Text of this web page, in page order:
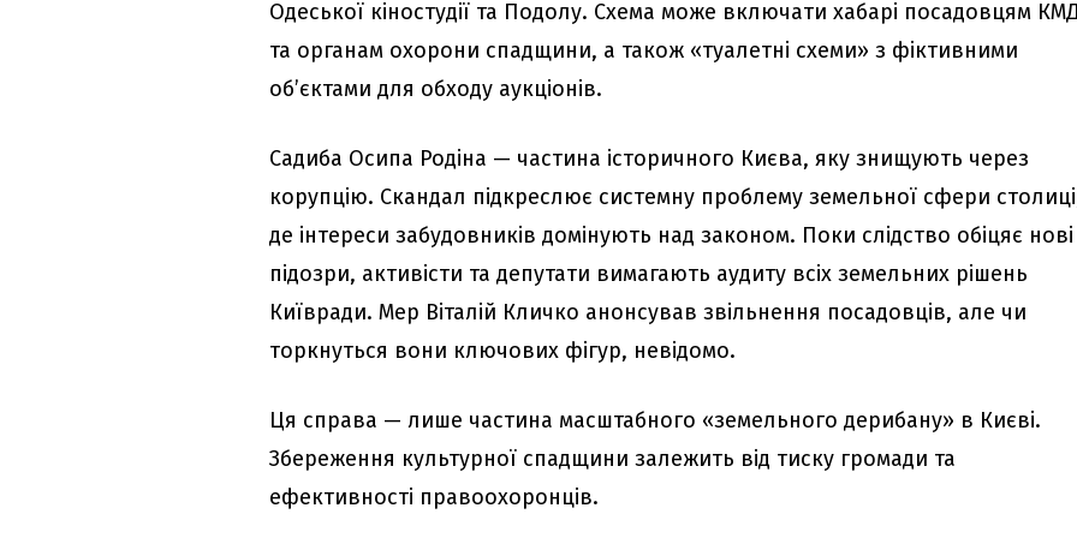
Одеської кіностудії та Подолу. Схема може включати хабарі посадовцям
та органам охорони спадщини, а також «туалетні схеми» з фіктивними
об’єктами для обходу аукціонів.
Садиба Осипа Родіна — частина історичного Києва, яку знищують через
корупцію. Скандал підкреслює системну проблему земельної сфери
де інтереси забудовників домінують над законом. Поки слідство обіцяє нові
підозри, активісти та депутати вимагають аудиту всіх земельних рішень
Київради. Мер Віталій Кличко анонсував звільнення посадовців, але чи
торкнуться вони ключових фігур, невідомо.
Ця справа — лише частина масштабного «земельного дерибану» в Києві.
Збереження культурної спадщини залежить від тиску громади та
ефективності правоохоронців.